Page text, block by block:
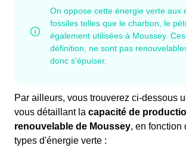
Par ailleurs, vous trouverez ci-dessous
vous détaillant la capacité de
renouvelable de Moussey, en fonction
types d'énergie verte :